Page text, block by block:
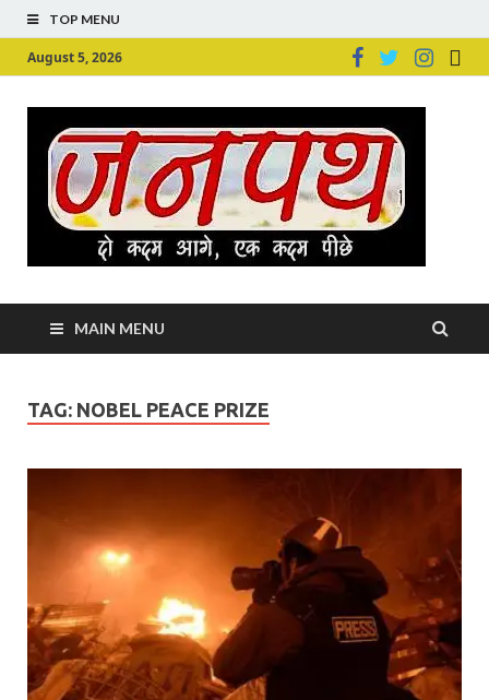
TOP MENU
August 5, 2026
MAIN MENU
TAG: NOBEL PEACE PRIZE